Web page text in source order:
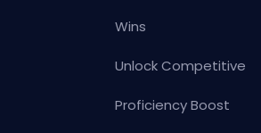
Wins
Unlock Competitive
Proficiency Boost